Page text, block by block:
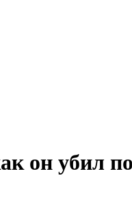
он убил